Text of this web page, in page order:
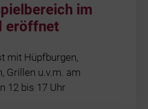
im
eröffnet
mit Hüpfburgen,
Grillen u.v.m. am
12 bis 17 Uhr
Geschichte